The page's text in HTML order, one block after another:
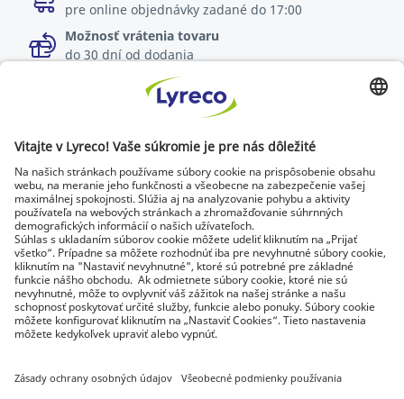
pre online objednávky zadané do 17:00
Možnosť vrátenia tovaru
do 30 dní od dodania
Špecialista na každé pracovisko
Najnovšie správy a rady od odborníkov
Objavte Lyreco riešenia pre ekologickejšie pracoviská
© Lyreco 2026 | Dodávame výhradne firmám a
podnikateľom. Všetky ceny sú uvedené bez DPH. Právo
spotrebiteľa na odstúpenie od zmluvy sa neuplatňuje.
Identifikačné údaje|Všeobecné obchodné
osvedčenia|
Vyhlásenie o digitálnej